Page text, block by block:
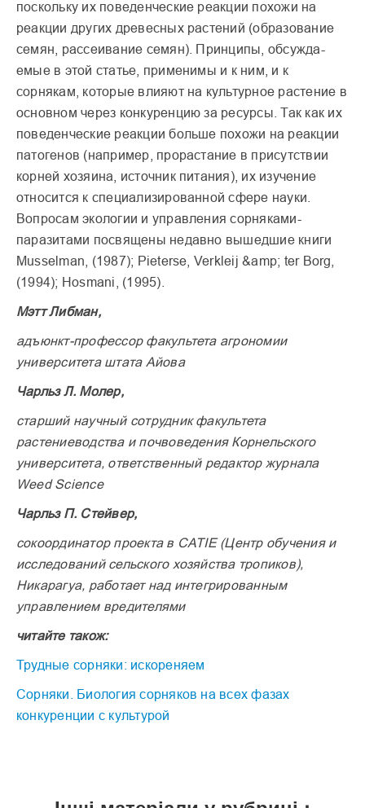
поскольку их поведенческие реакции похожи на
реакции других древесных растений (образо­вание
семян, рассеивание семян). Принципы, обсужда­
емые в этой статье, примени­мы и к ним, и к
сорнякам, которые влияют на культур­ное растение в
основном через конкуренцию за ресур­сы. Так как их
поведенческие реакции больше похожи на реакции
патогенов (напри­мер, прорастание в присут­ствии
корней хозяина, источ­ник питания), их изучение
относится к специализиро­ванной сфере науки.
Вопросам экологии и управ­ления сорняками-
паразитами посвящены недавно вышедшие книги
Musselman, (1987); Pieterse, Verkleij &amp; ter Borg,
(1994); Hosmani, (1995).
Мэтт Либман,
адъюнкт-профессор факультета агрономии
университета штата Айова
Чарльз Л. Молер,
старший научный сотрудник факультета
растениеводства и почвоведения Корнельского
университета, ответственный редактор журнала
Weed Science
Чарльз П. Стейвер,
сокоординатор проекта в CATIE (Центр обучения и
исследований сельского хозяйства тропиков),
Никарагуа, работает над интегрированным
управлением вредителями
читайте також:
Трудные сорняки: искореняем
Сорняки. Биология сорняков на всех фазах
конкуренции с культурой